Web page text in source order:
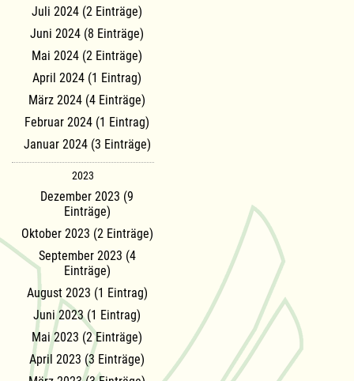
Juli 2024 (2 Einträge)
Juni 2024 (8 Einträge)
Mai 2024 (2 Einträge)
April 2024 (1 Eintrag)
März 2024 (4 Einträge)
Februar 2024 (1 Eintrag)
Januar 2024 (3 Einträge)
2023
Dezember 2023 (9
Einträge)
Oktober 2023 (2 Einträge)
September 2023 (4
Einträge)
August 2023 (1 Eintrag)
Juni 2023 (1 Eintrag)
Mai 2023 (2 Einträge)
April 2023 (3 Einträge)